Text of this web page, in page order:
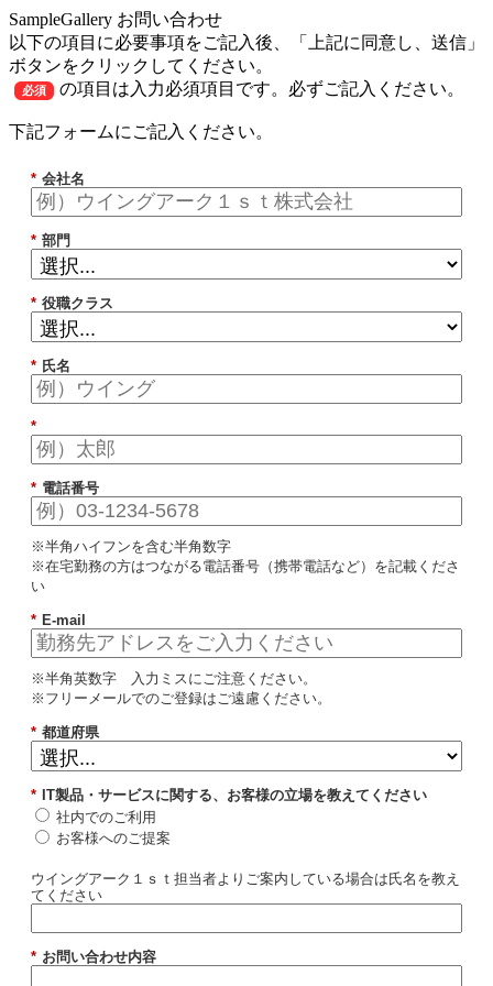
SampleGallery お問い合わせ
以下の項目に必要事項をご記入後、「上記に同意し、送信」
ボタンをクリックしてください。
必須 の項目は入力必須項目です。必ずご記入ください。
下記フォームにご記入ください。
* 会社名
* 部門
* 役職クラス
* 氏名
*
* 電話番号
※半角ハイフンを含む半角数字
※在宅勤務の方はつながる電話番号（携帯電話など）を記載くださ
い
* E-mail
※半角英数字 入力ミスにご注意ください。
※フリーメールでのご登録はご遠慮ください。
* 都道府県
* IT製品・サービスに関する、お客様の立場を教えてください
社内でのご利用
お客様へのご提案
ウイングアーク１ｓｔ担当者よりご案内している場合は氏名を教え
てください
* お問い合わせ内容